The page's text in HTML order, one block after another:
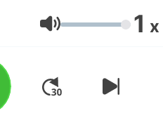
Volumen 1 x